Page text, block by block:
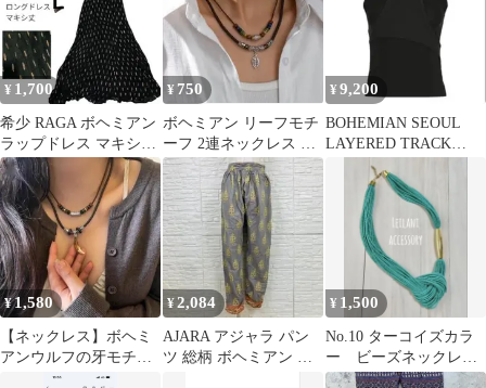
¥ 1,700
希少 RAGA ボヘミアン
ラップドレス マキシ丈
シフォンワンピース L
¥750
ボヘミアン リーフモチ
ーフ 2連ネックレス ア
ジアン ウッドビーズ エ
スニック
¥ 9,200
BOHEMIAN SEOUL
LAYERED TRACK
TANK TOP
¥1,580
【ネックレス】ボヘミ
アンウルフの牙モチー
フレディースメンズ個
¥2,084
AJARA アジャラ パン
ツ 総柄 ボヘミアン エ
¥ 1,500
No.10 ターコイズカラ
ー ビーズネックレ
ス ボヘミアン エス